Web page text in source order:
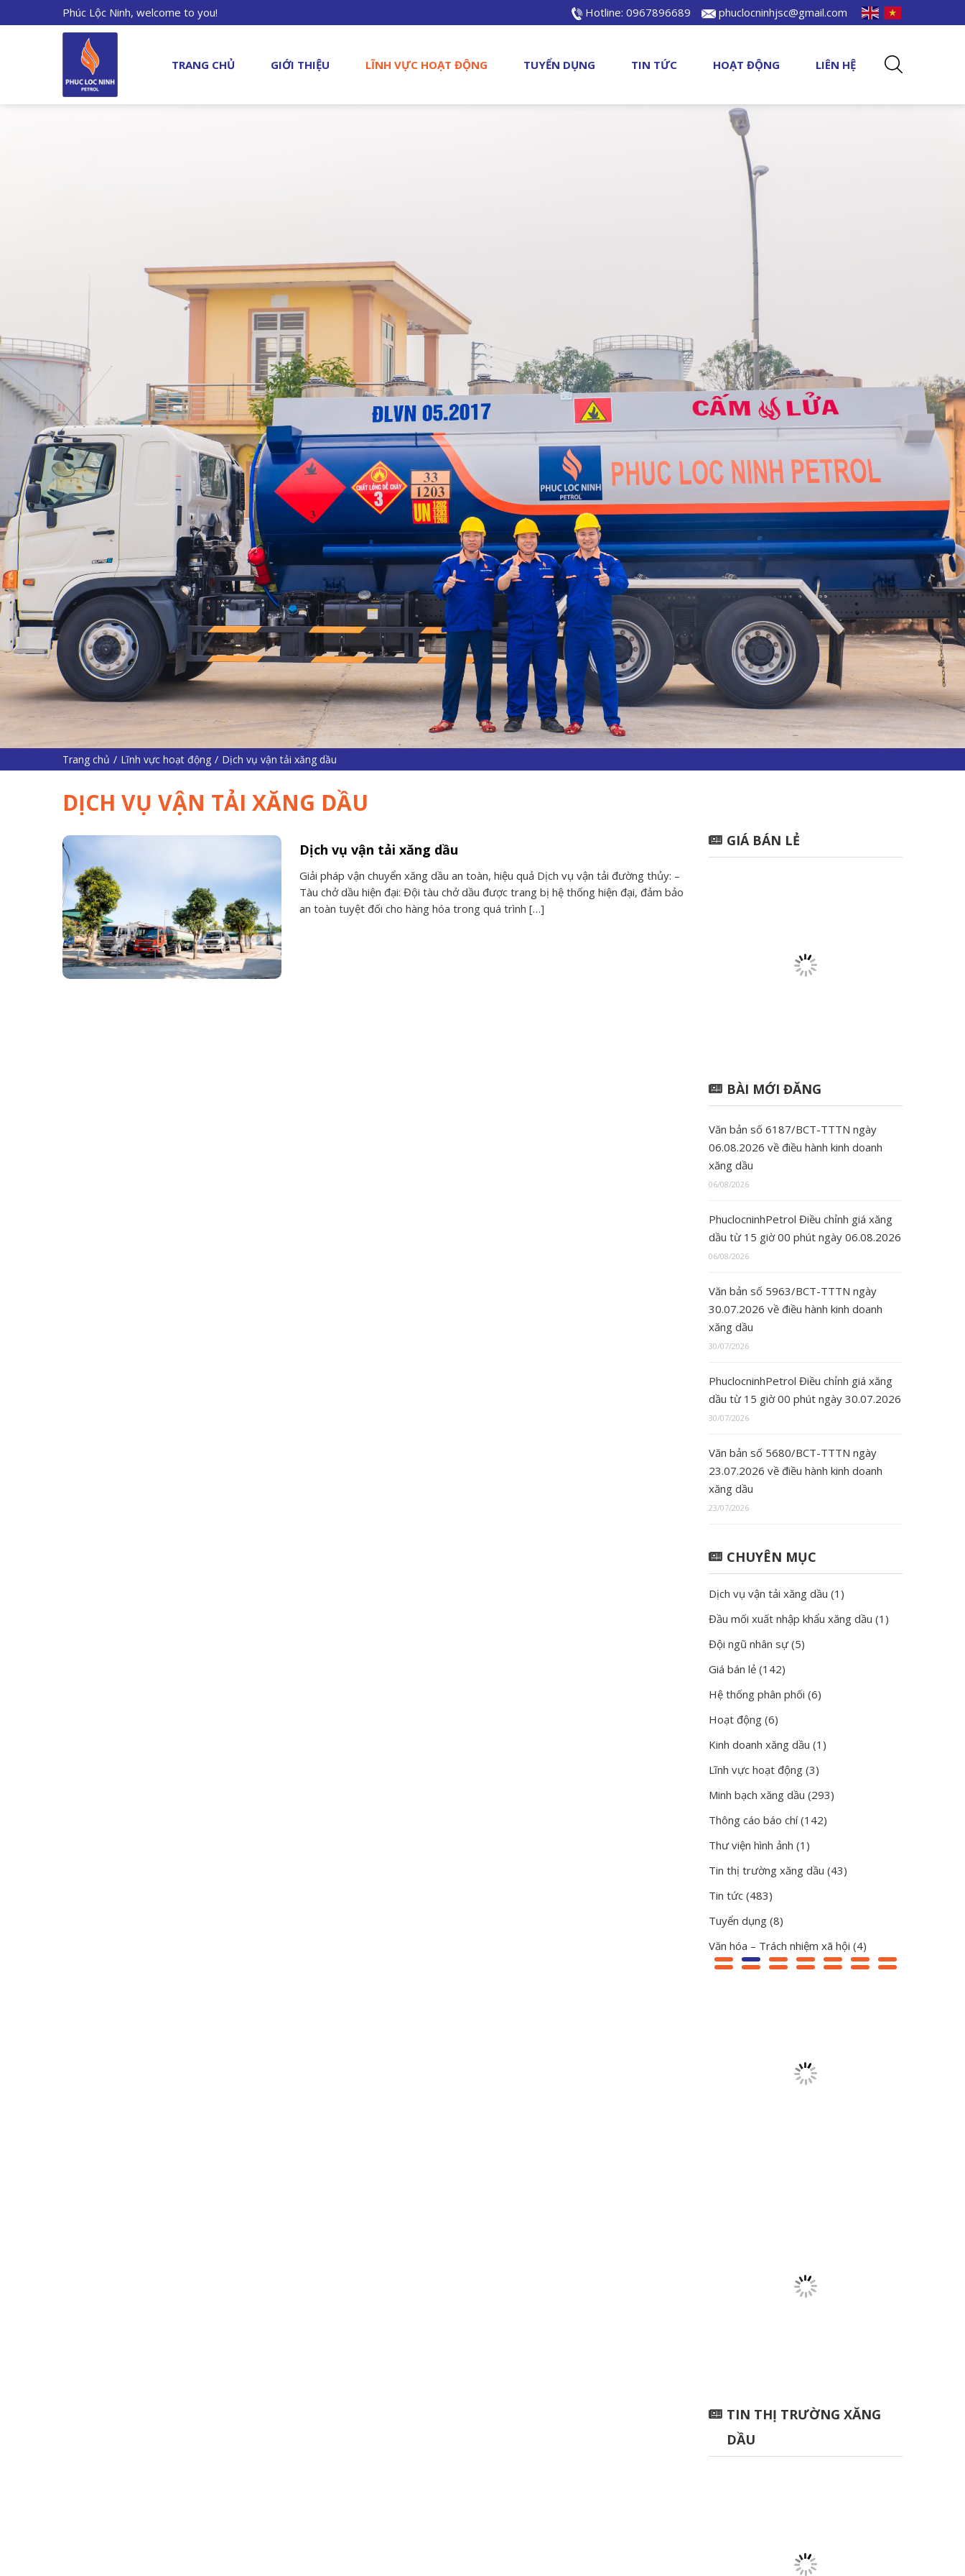
Phúc Lộc Ninh, welcome to you! Hotline: 0967896689 phuclocninhjsc@gmail.com
TRANG CHỦ GIỚI THIỆU LĨNH VỰC HOẠT ĐỘNG TUYỂN DỤNG TIN TỨC HOẠT ĐỘNG LIÊN HỆ
Trang chủ / Lĩnh vực hoạt động / Dịch vụ vận tải xăng dầu
DỊCH VỤ VẬN TẢI XĂNG DẦU
Dịch vụ vận tải xăng dầu
Giải pháp vận chuyển xăng dầu an toàn, hiệu quả Dịch vụ vận tải đường thủy: –
Tàu chở dầu hiện đại: Đội tàu chở dầu được trang bị hệ thống hiện đại, đảm bảo
an toàn tuyệt đối cho hàng hóa trong quá trình […]
GIÁ BÁN LẺ
BÀI MỚI ĐĂNG
Văn bản số 6187/BCT-TTTN ngày
06.08.2026 về điều hành kinh doanh
xăng dầu
06/08/2026
PhuclocninhPetrol Điều chỉnh giá xăng
dầu từ 15 giờ 00 phút ngày 06.08.2026
06/08/2026
Văn bản số 5963/BCT-TTTN ngày
30.07.2026 về điều hành kinh doanh
xăng dầu
30/07/2026
PhuclocninhPetrol Điều chỉnh giá xăng
dầu từ 15 giờ 00 phút ngày 30.07.2026
30/07/2026
Văn bản số 5680/BCT-TTTN ngày
23.07.2026 về điều hành kinh doanh
xăng dầu
23/07/2026
CHUYÊN MỤC
Dịch vụ vận tải xăng dầu (1)
Đầu mối xuất nhập khẩu xăng dầu (1)
Đội ngũ nhân sự(5)
Giá bán lẻ (142)
Hệ thống phân phối (6)
Hoạt động (6)
Kinh doanh xăng dầu (1)
Lĩnh vực hoạt động (3)
Minh bạch xăng dầu (293)
Thông cáo báo chí(142)
Thư viện hình ảnh (1)
Tin thị trường xăng dầu (43)
Tin tức (483)
Tuyển dụng (8)
Văn hóa – Trách nhiệm xã hội (4)
TIN THỊ TRƯỜNG XĂNG
DẦU